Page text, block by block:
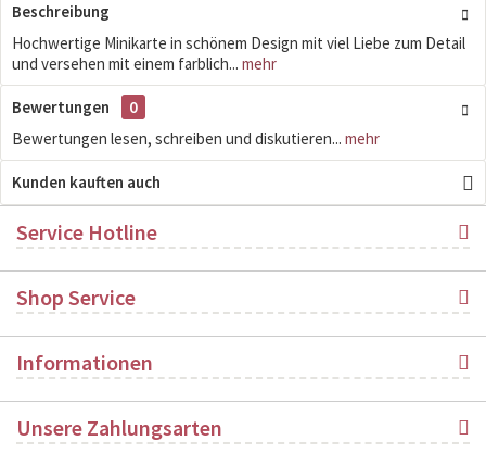
Beschreibung
Hochwertige Minikarte in schönem Design mit viel Liebe zum Detail
und versehen mit einem farblich... mehr
Bewertungen
0
Bewertungen lesen, schreiben und diskutieren... mehr
Kunden kauften auch
Service Hotline
Shop Service
Informationen
Unsere Zahlungsarten